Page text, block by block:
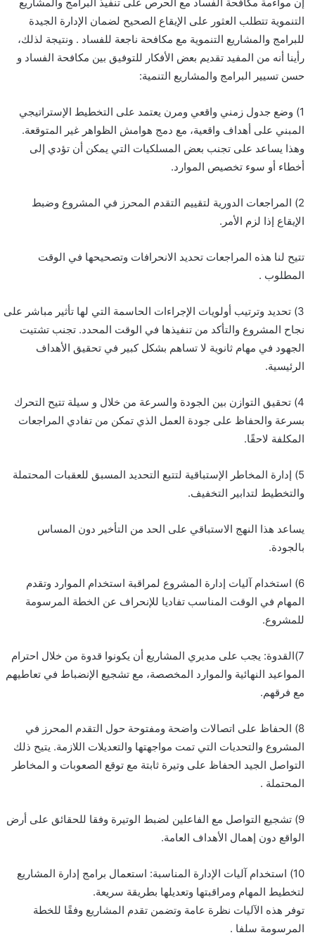
التنموية تتطلب العثور على الإيقاع الصحيح لضمان الإدارة الجيدة
للبرامج والمشاريع التنموية مع مكافحة ناجعة للفساد . ونتيجة لذلك،
رأينا أنه من المفيد تقديم بعض الأفكار للتوفيق بين مكافحة الفساد و
حسن تسيير البرامج والمشاريع التنمية:
1) وضع جدول زمني واقعي ومرن يعتمد على التخطيط الإستراتيجي
المبني على أهداف واقعية، مع دمج هوامش الظواهر غير المتوقعة.
وهذا يساعد على تجنب بعض المسلكيات التي يمكن أن تؤدي إلى
أخطاء أو سوء تخصيص الموارد.
2) المراجعات الدورية لتقييم التقدم المحرز في المشروع وضبط
الإيقاع إذا لزم الأمر.
تتيح لنا هذه المراجعات تحديد الانحرافات وتصحيحها في الوقت
المطلوب .
3) تحديد وترتيب أولويات الإجراءات الحاسمة التي لها تأثير مباشر على
نجاح المشروع والتأكد من تنفيذها في الوقت المحدد. تجنب تشتيت
الجهود في مهام ثانوية لا تساهم بشكل كبير في تحقيق الأهداف
الرئيسية.
4) تحقيق التوازن بين الجودة والسرعة من خلال و سيلة تتيح التحرك
بسرعة والحفاظ على جودة العمل الذي تمكن من تفادي المراجعات
المكلفة لاحقًا.
5) إدارة المخاطر الإستباقية لتتبع التحديد المسبق للعقبات المحتملة
والتخطيط لتدابير التخفيف.
يساعد هذا النهج الاستباقي على الحد من التأخير دون المساس
بالجودة.
6) استخدام آليات إدارة المشروع لمراقبة استخدام الموارد وتقدم
المهام في الوقت المناسب تفاديا للإنحراف عن الخطة المرسومة
للمشروع.
7)القدوة: يجب على مديري المشاريع أن يكونوا قدوة من خلال احترام
المواعيد النهائية والموارد المخصصة، مع تشجيع الإنضباط في تعاطيهم
مع فرقهم.
8) الحفاظ على اتصالات واضحة ومفتوحة حول التقدم المحرز في
المشروع والتحديات التي تمت مواجهتها والتعديلات اللازمة. يتيح ذلك
التواصل الجيد الحفاظ على وتيرة ثابتة مع توقع الصعوبات و المخاطر
المحتملة .
9) تشجيع التواصل مع الفاعلين لضبط الوتيرة وفقا للحقائق على أرض
الواقع دون إهمال الأهداف العامة.
10) استخدام آليات الإدارة المناسبة: استعمال برامج إدارة المشاريع
لتخطيط المهام ومراقبتها وتعديلها بطريقة سريعة.
توفر هذه الآليات نظرة عامة وتضمن تقدم المشاريع وفقًا للخطة
المرسومة سلفا .